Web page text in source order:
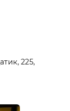
225,